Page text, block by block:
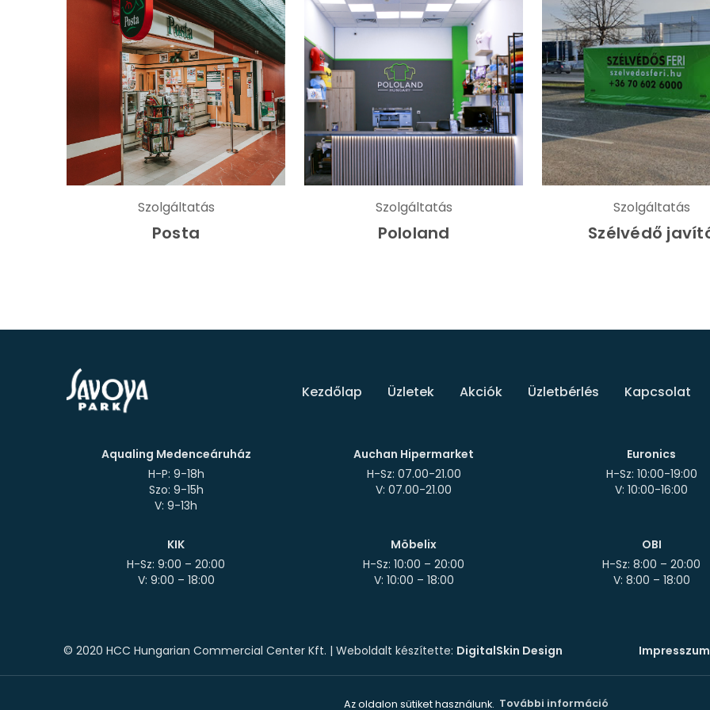
Az oldalon sütiket használunk. További információ
Szolgáltatás
Posta
Szolgáltatás
Pololand
Szolgáltatás
Szélvédő
Kezdőlap Üzletek Akciók Üzletbérlés Kapcsolat
Aqualing Medenceáruház
H-P: 9-18h
Szo: 9-15h
Auchan Hipermarket
H-Sz: 07.00-21.00
Euronics
H-Sz: 10:00-19:00
KIK
H-Sz: 9:00 – 20:00
Möbelix
H-Sz: 10:00 – 20:00
OBI
H-Sz: 8:00 – 20:00
© 2020 HCC Hungarian Commercial Center Kft. | Weboldalt készítette: DigitalSkin Design Impresszum